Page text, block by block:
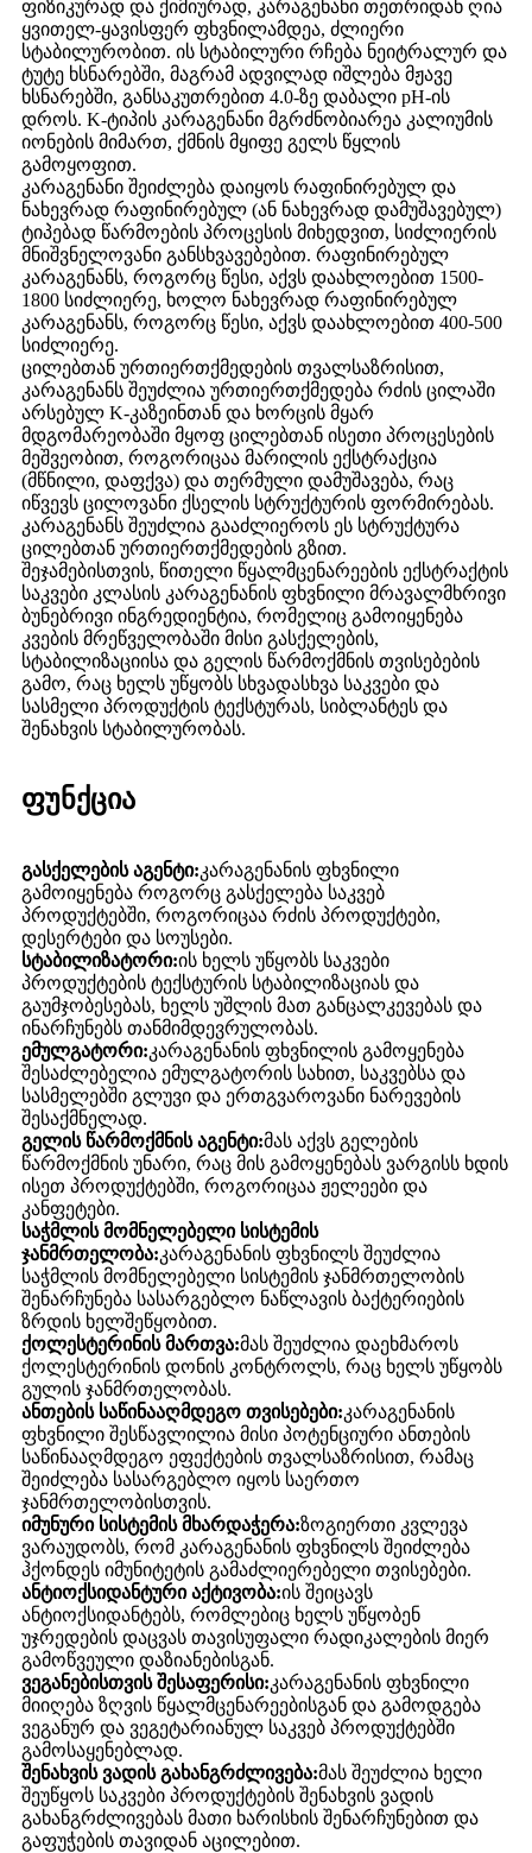
ფიზიკურად და ქიმიურად, კარაგენანი თეთრიდან ღია
ყვითელ-ყავისფერ ფხვნილამდეა, ძლიერი
სტაბილურობით. ის სტაბილური რჩება ნეიტრალურ და
ტუტე ხსნარებში, მაგრამ ადვილად იშლება მჟავე
ხსნარებში, განსაკუთრებით 4.0-ზე დაბალი pH-ის
დროს. K-ტიპის კარაგენანი მგრძნობიარეა კალიუმის
იონების მიმართ, ქმნის მყიფე გელს წყლის
გამოყოფით.
კარაგენანი შეიძლება დაიყოს რაფინირებულ და
ნახევრად რაფინირებულ (ან ნახევრად დამუშავებულ)
ტიპებად წარმოების პროცესის მიხედვით, სიძლიერის
მნიშვნელოვანი განსხვავებებით. რაფინირებულ
კარაგენანს, როგორც წესი, აქვს დაახლოებით 1500-
1800 სიძლიერე, ხოლო ნახევრად რაფინირებულ
კარაგენანს, როგორც წესი, აქვს დაახლოებით 400-500
სიძლიერე.
ცილებთან ურთიერთქმედების თვალსაზრისით,
კარაგენანს შეუძლია ურთიერთქმედება რძის ცილაში
არსებულ K-კაზეინთან და ხორცის მყარ
მდგომარეობაში მყოფ ცილებთან ისეთი პროცესების
მეშვეობით, როგორიცაა მარილის ექსტრაქცია
(მწნილი, დაფქვა) და თერმული დამუშავება, რაც
იწვევს ცილოვანი ქსელის სტრუქტურის ფორმირებას.
კარაგენანს შეუძლია გააძლიეროს ეს სტრუქტურა
ცილებთან ურთიერთქმედების გზით.
შეჯამებისთვის, წითელი წყალმცენარეების ექსტრაქტის
საკვები კლასის კარაგენანის ფხვნილი მრავალმხრივი
ბუნებრივი ინგრედიენტია, რომელიც გამოიყენება
კვების მრეწველობაში მისი გასქელების,
სტაბილიზაციისა და გელის წარმოქმნის თვისებების
გამო, რაც ხელს უწყობს სხვადასხვა საკვები და
სასმელი პროდუქტის ტექსტურას, სიბლანტეს და
შენახვის სტაბილურობას.
ფუნქცია
გასქელების აგენტი:კარაგენანის ფხვნილი
გამოიყენება როგორც გასქელება საკვებ
პროდუქტებში, როგორიცაა რძის პროდუქტები,
დესერტები და სოუსები.
სტაბილიზატორი:ის ხელს უწყობს საკვები
პროდუქტების ტექსტურის სტაბილიზაციას და
გაუმჯობესებას, ხელს უშლის მათ განცალკევებას და
ინარჩუნებს თანმიმდევრულობას.
ემულგატორი:კარაგენანის ფხვნილის გამოყენება
შესაძლებელია ემულგატორის სახით, საკვებსა და
სასმელებში გლუვი და ერთგვაროვანი ნარევების
შესაქმნელად.
გელის წარმოქმნის აგენტი:მას აქვს გელების
წარმოქმნის უნარი, რაც მის გამოყენებას ვარგისს ხდის
ისეთ პროდუქტებში, როგორიცაა ჟელეები და
კანფეტები.
საჭმლის მომნელებელი სისტემის
ჯანმრთელობა:კარაგენანის ფხვნილს შეუძლია
საჭმლის მომნელებელი სისტემის ჯანმრთელობის
შენარჩუნება სასარგებლო ნაწლავის ბაქტერიების
ზრდის ხელშეწყობით.
ქოლესტერინის მართვა:მას შეუძლია დაეხმაროს
ქოლესტერინის დონის კონტროლს, რაც ხელს უწყობს
გულის ჯანმრთელობას.
ანთების საწინააღმდეგო თვისებები:კარაგენანის
ფხვნილი შესწავლილია მისი პოტენციური ანთების
საწინააღმდეგო ეფექტების თვალსაზრისით, რამაც
შეიძლება სასარგებლო იყოს საერთო
ჯანმრთელობისთვის.
იმუნური სისტემის მხარდაჭერა:ზოგიერთი კვლევა
ვარაუდობს, რომ კარაგენანის ფხვნილს შეიძლება
ჰქონდეს იმუნიტეტის გამაძლიერებელი თვისებები.
ანტიოქსიდანტური აქტივობა:ის შეიცავს
ანტიოქსიდანტებს, რომლებიც ხელს უწყობენ
უჯრედების დაცვას თავისუფალი რადიკალების მიერ
გამოწვეული დაზიანებისგან.
ვეგანებისთვის შესაფერისი:კარაგენანის ფხვნილი
მიიღება ზღვის წყალმცენარეებისგან და გამოდგება
ვეგანურ და ვეგეტარიანულ საკვებ პროდუქტებში
გამოსაყენებლად.
შენახვის ვადის გახანგრძლივება:მას შეუძლია ხელი
შეუწყოს საკვები პროდუქტების შენახვის ვადის
გახანგრძლივებას მათი ხარისხის შენარჩუნებით და
გაფუჭების თავიდან აცილებით.